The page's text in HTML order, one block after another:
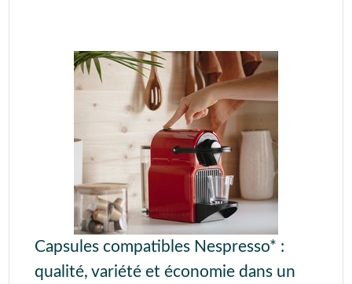
Capsules compatibles Nespresso* :
qualité, variété et économie dans un